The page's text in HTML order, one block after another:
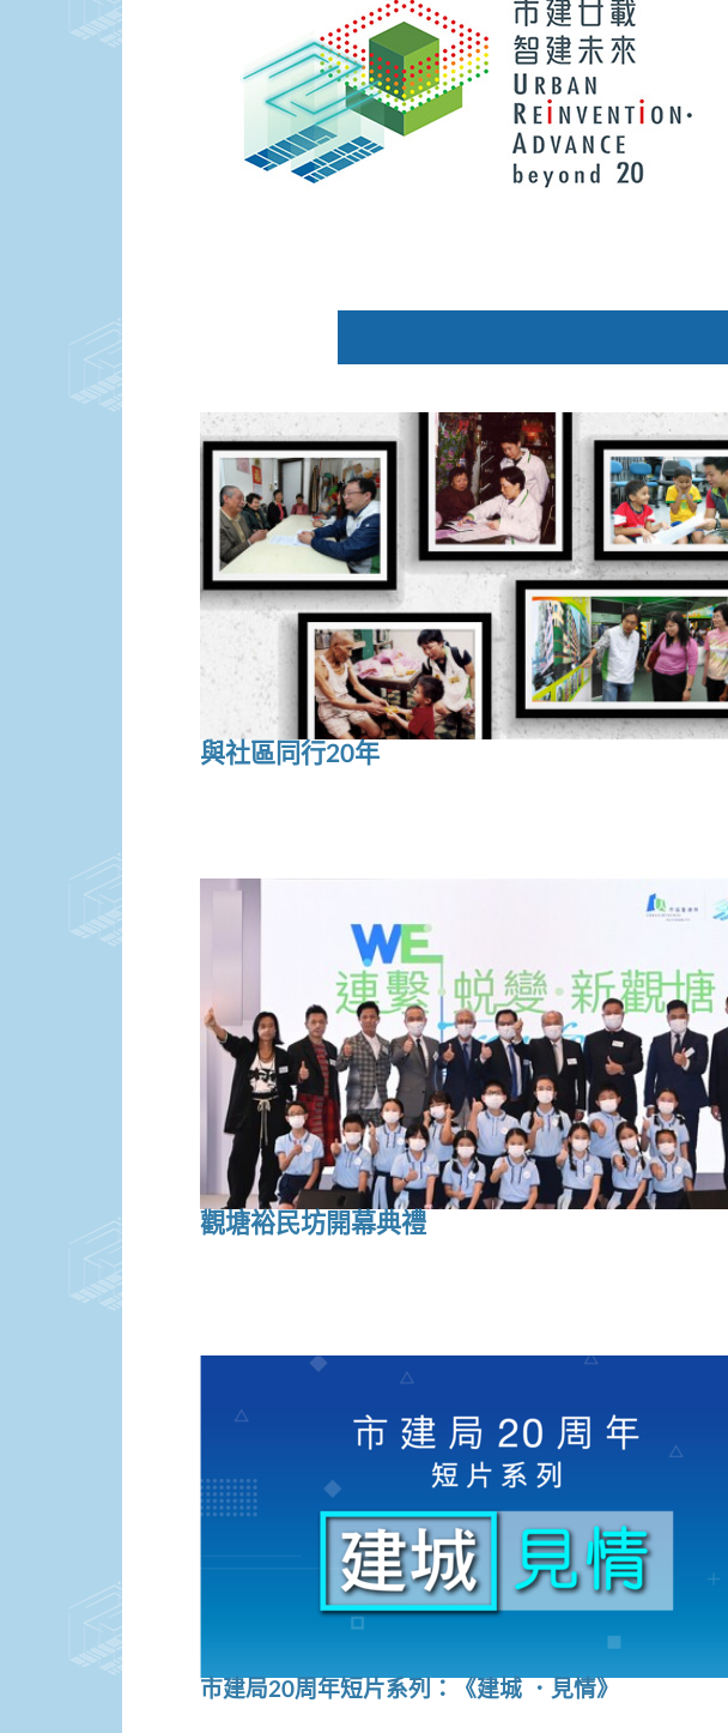
與社區同行20年
觀塘裕民坊開幕典禮
市建局20周年短片系列：《建城 ．見情》